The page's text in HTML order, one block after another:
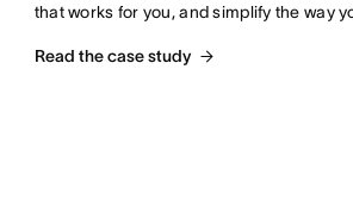
that works for you, and simplify the way
Read the case study